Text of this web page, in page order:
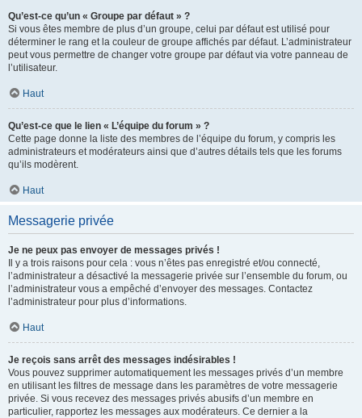
Qu’est-ce qu’un « Groupe par défaut » ?
Si vous êtes membre de plus d’un groupe, celui par défaut est utilisé pour
déterminer le rang et la couleur de groupe affichés par défaut. L’administrateur
peut vous permettre de changer votre groupe par défaut via votre panneau de
l’utilisateur.
Haut
Qu’est-ce que le lien « L’équipe du forum » ?
Cette page donne la liste des membres de l’équipe du forum, y compris les
administrateurs et modérateurs ainsi que d’autres détails tels que les forums
qu’ils modèrent.
Haut
Messagerie privée
Je ne peux pas envoyer de messages privés !
Il y a trois raisons pour cela : vous n’êtes pas enregistré et/ou connecté,
l’administrateur a désactivé la messagerie privée sur l’ensemble du forum, ou
l’administrateur vous a empêché d’envoyer des messages. Contactez
l’administrateur pour plus d’informations.
Haut
Je reçois sans arrêt des messages indésirables !
Vous pouvez supprimer automatiquement les messages privés d’un membre
en utilisant les filtres de message dans les paramètres de votre messagerie
privée. Si vous recevez des messages privés abusifs d’un membre en
particulier, rapportez les messages aux modérateurs. Ce dernier a la